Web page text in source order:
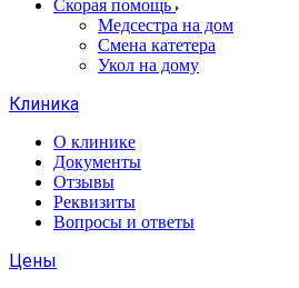
Скорая помощь
Медсестра на дом
Смена катетера
Укол на дому
Клиника
О клинике
Документы
Отзывы
Реквизиты
Вопросы и ответы
Цены